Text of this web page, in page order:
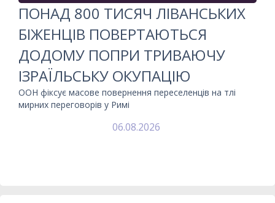
ПОНАД 800 ТИСЯЧ ЛІВАНСЬКИХ
БІЖЕНЦІВ ПОВЕРТАЮТЬСЯ
ДОДОМУ ПОПРИ ТРИВАЮЧУ
ІЗРАЇЛЬСЬКУ ОКУПАЦІЮ
ООН фіксує масове повернення переселенців на тлі
мирних переговорів у Римі
06.08.2026